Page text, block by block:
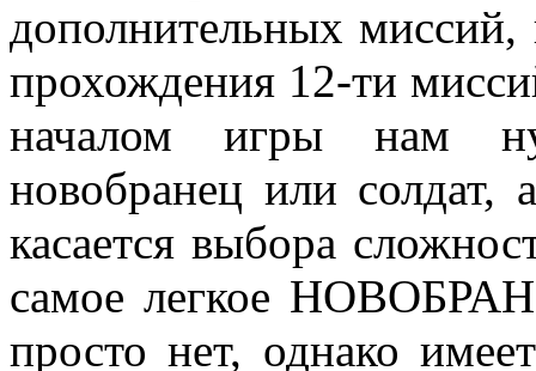
дополнительных
прохождения 12-ти
началом игры нам
новобранец или
касается выбора
самое легкое
просто нет, однако